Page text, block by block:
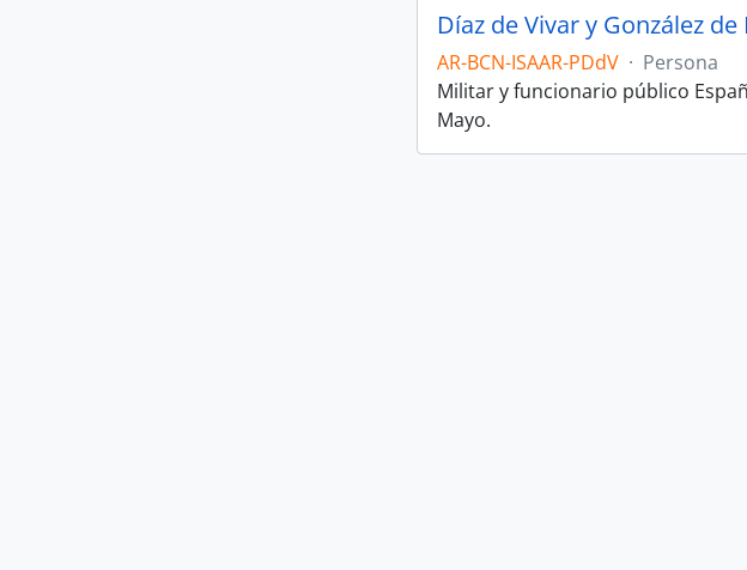
Díaz de Vivar y González
AR-BCN-ISAAR-PDdV · Persona
Militar y funcionario público
Mayo.